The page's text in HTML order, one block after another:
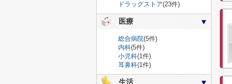
ドラッグストア(23件)
医療
総合病院(5件)
内科(5件)
小児科(1件)
耳鼻科(1件)
生活